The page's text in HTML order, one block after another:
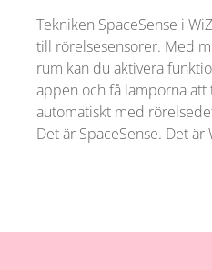
Tekniken SpaceSense i
till rörelsesensorer. Med
rum kan du aktivera
appen och få lamporna att
automatiskt med
Det är SpaceSense. Det är